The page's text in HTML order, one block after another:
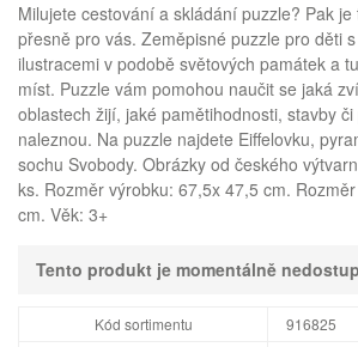
Milujete cestování a skládání puzzle? Pak
přesně pro vás. Zeměpisné puzzle pro děti
ilustracemi v podobě světových památek a
míst. Puzzle vám pomohou naučit se jaká
oblastech žijí, jaké pamětihodnosti, stavby
naleznou. Na puzzle najdete Eiffelovku,
sochu Svobody. Obrázky od českého
ks. Rozměr výrobku: 67,5x 47,5 cm.
cm. Věk: 3+
Tento produkt je momentálně
Kód sortimentu
916825